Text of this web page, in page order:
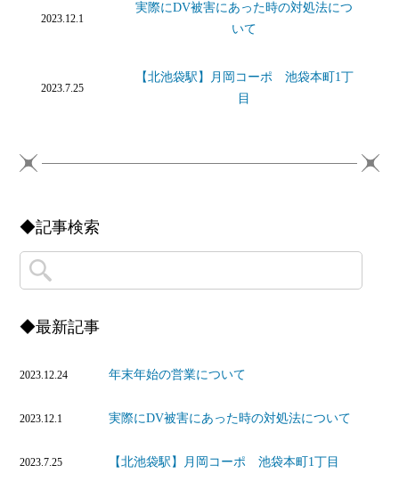
2023.12.1
実際にDV被害にあった時の対処法につ
いて
2023.7.25
【北池袋駅】月岡コーポ 池袋本町1丁
目
◆記事検索
◆最新記事
2023.12.24 年末年始の営業について
2023.12.1 実際にDV被害にあった時の対処法について
2023.7.25 【北池袋駅】月岡コーポ 池袋本町1丁目